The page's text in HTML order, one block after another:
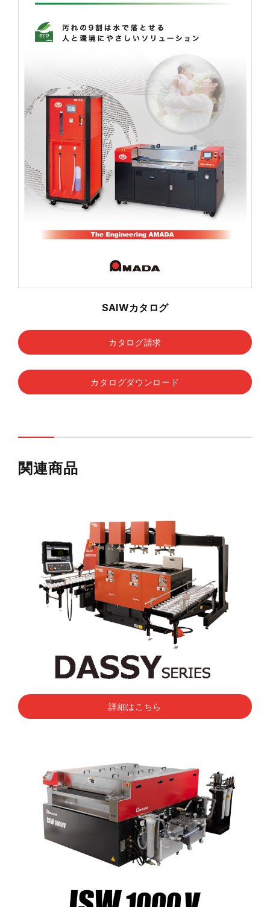
SAIWカタログ
カタログ請求
カタログダウンロード
関連商品
詳細はこちら